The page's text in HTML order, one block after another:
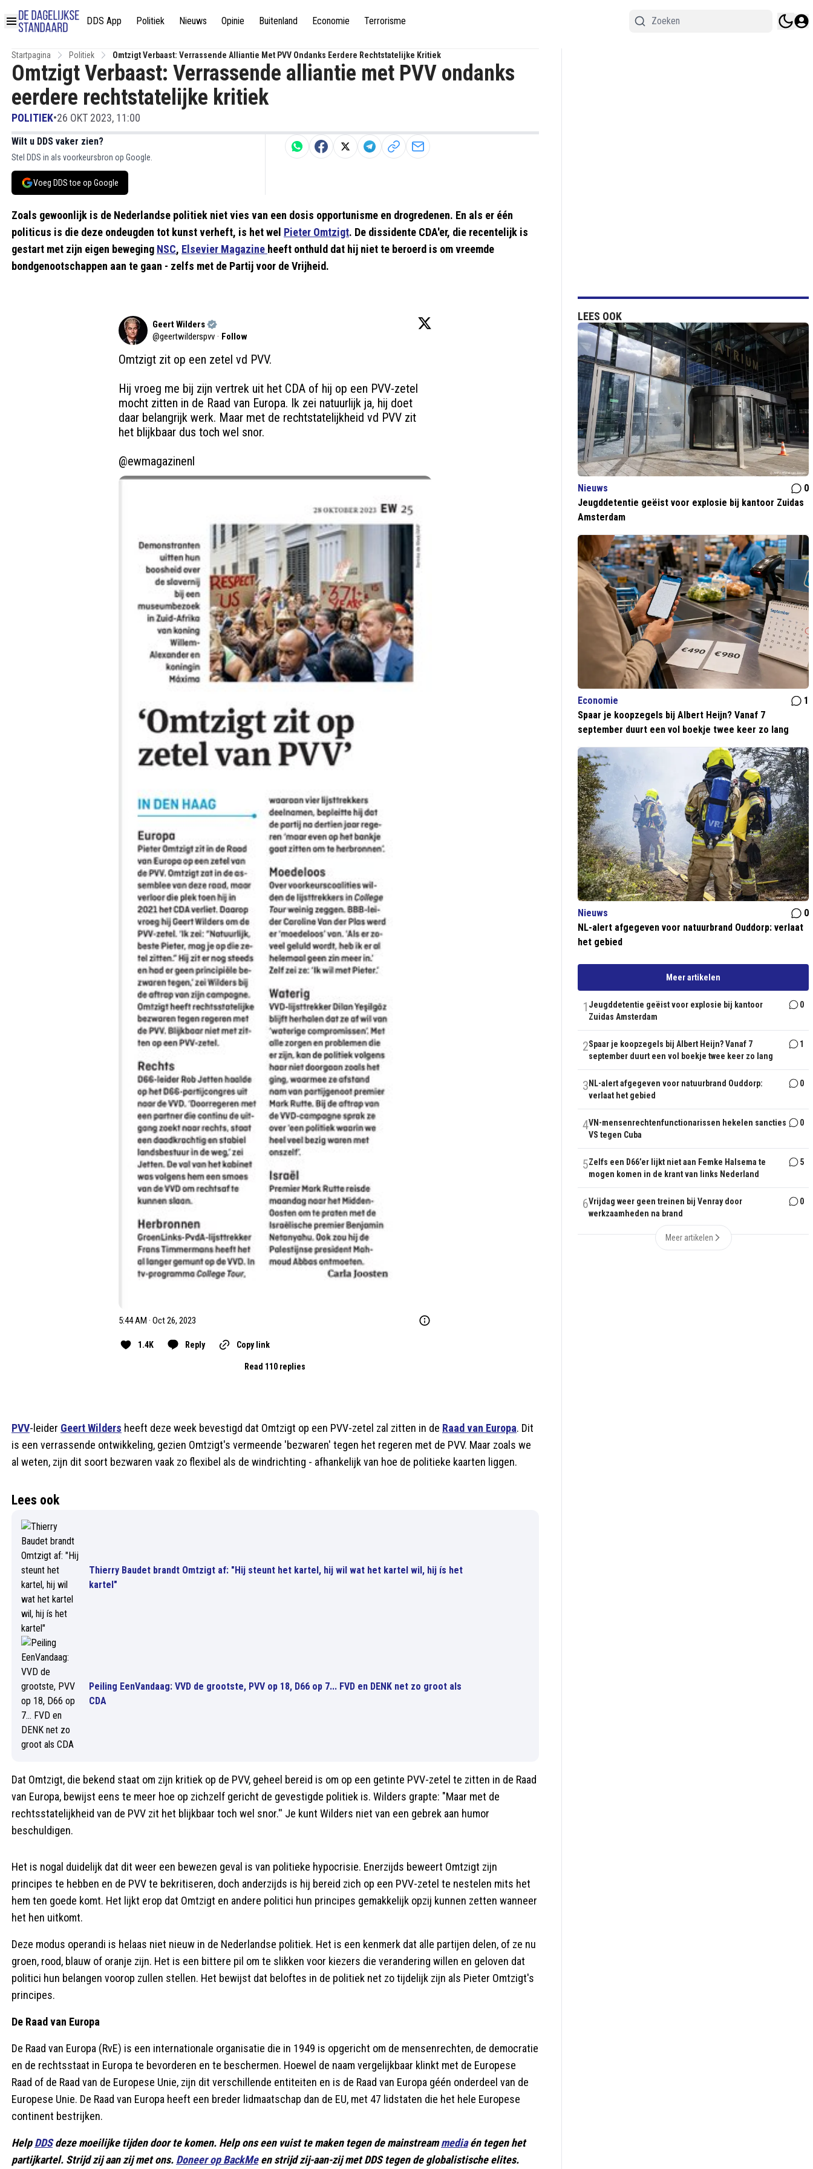
DDS App Politiek Nieuws Opinie Buitenland Economie Terrorisme
Startpagina Politiek Omtzigt Verbaast: Verrassende Alliantie Met PVV Ondanks Eerdere Rechtstatelijke Kritiek
Omtzigt Verbaast: Verrassende alliantie met PVV ondanks
eerdere rechtstatelijke kritiek
POLITIEK•26 OKT 2023, 11:00
Wilt u DDS vaker zien?
Stel DDS in als voorkeursbron op Google.
Voeg DDS toe op Google
Zoals gewoonlijk is de Nederlandse politiek niet vies van een dosis opportunisme en drogredenen. En als er één
politicus is die deze ondeugden tot kunst verheft, is het wel Pieter Omtzigt. De dissidente CDA'er, die recentelijk is
gestart met zijn eigen beweging NSC, Elsevier Magazine heeft onthuld dat hij niet te beroerd is om vreemde
bondgenootschappen aan te gaan - zelfs met de Partij voor de Vrijheid.
Geert Wilders
@geertwilderspvv · Follow
Omtzigt zit op een zetel vd PVV.
Hij vroeg me bij zijn vertrek uit het CDA of hij op een PVV-zetel
mocht zitten in de Raad van Europa. Ik zei natuurlijk ja, hij doet
daar belangrijk werk. Maar met de rechtstatelijkheid vd PVV zit
het blijkbaar dus toch wel snor.
@ewmagazinenl
5:44 AM · Oct 26, 2023
1.4K Reply Copy link
Read 110 replies
PVV-leider Geert Wilders heeft deze week bevestigd dat Omtzigt op een PVV-zetel zal zitten in de Raad van Europa. Dit
is een verrassende ontwikkeling, gezien Omtzigt's vermeende 'bezwaren' tegen het regeren met de PVV. Maar zoals we
al weten, zijn dit soort bezwaren vaak zo flexibel als de windrichting - afhankelijk van hoe de politieke kaarten liggen.
Lees ook
Thierry Baudet brandt Omtzigt af: "Hij steunt het kartel, hij wil wat het kartel wil, hij ís het
kartel"
Peiling EenVandaag: VVD de grootste, PVV op 18, D66 op 7... FVD en DENK net zo groot als
CDA
Dat Omtzigt, die bekend staat om zijn kritiek op de PVV, geheel bereid is om op een getinte PVV-zetel te zitten in de Raad
van Europa, bewijst eens te meer hoe op zichzelf gericht de gevestigde politiek is. Wilders grapte: "Maar met de
rechtsstatelijkheid van de PVV zit het blijkbaar toch wel snor.'' Je kunt Wilders niet van een gebrek aan humor
beschuldigen.
Het is nogal duidelijk dat dit weer een bewezen geval is van politieke hypocrisie. Enerzijds beweert Omtzigt zijn
principes te hebben en de PVV te bekritiseren, doch anderzijds is hij bereid zich op een PVV-zetel te nestelen mits het
hem ten goede komt. Het lijkt erop dat Omtzigt en andere politici hun principes gemakkelijk opzij kunnen zetten wanneer
het hen uitkomt.
Deze modus operandi is helaas niet nieuw in de Nederlandse politiek. Het is een kenmerk dat alle partijen delen, of ze nu
groen, rood, blauw of oranje zijn. Het is een bittere pil om te slikken voor kiezers die verandering willen en geloven dat
politici hun belangen voorop zullen stellen. Het bewijst dat beloftes in de politiek net zo tijdelijk zijn als Pieter Omtzigt's
principes.
De Raad van Europa
De Raad van Europa (RvE) is een internationale organisatie die in 1949 is opgericht om de mensenrechten, de democratie
en de rechtsstaat in Europa te bevorderen en te beschermen. Hoewel de naam vergelijkbaar klinkt met de Europese
Raad of de Raad van de Europese Unie, zijn dit verschillende entiteiten en is de Raad van Europa géén onderdeel van de
Europese Unie. De Raad van Europa heeft een breder lidmaatschap dan de EU, met 47 lidstaten die het hele Europese
continent bestrijken.
HelpDDSdeze moeilijke tijden door te komen. Help ons een vuist te maken tegen de mainstreammediaén tegen het
partijkartel. Strijd zij aan zij met ons. Doneer op BackMeen strijd zij-aan-zij met DDS tegen de globalistische elites.
LEES OOK
Nieuws
0
Jeugddetentie geëist voor explosie bij kantoor Zuidas
Amsterdam
Economie
1
Spaar je koopzegels bij Albert Heijn? Vanaf 7
september duurt een vol boekje twee keer zo lang
Nieuws
0
NL-alert afgegeven voor natuurbrand Ouddorp: verlaat
het gebied
Meer artikelen
1 Jeugddetentie geëist voor explosie bij kantoor
Zuidas Amsterdam
0
2Spaar je koopzegels bij Albert Heijn? Vanaf 7
september duurt een vol boekje twee keer zo lang
1
3 NL-alert afgegeven voor natuurbrand Ouddorp:
verlaat het gebied
0
4VN-mensenrechtenfunctionarissen hekelen sancties
VS tegen Cuba
0
5Zelfs een D66’er lijkt niet aan Femke Halsema te
mogen komen in de krant van links Nederland
5
6Vrijdag weer geen treinen bij Venray door
werkzaamheden na brand
0
Meer artikelen